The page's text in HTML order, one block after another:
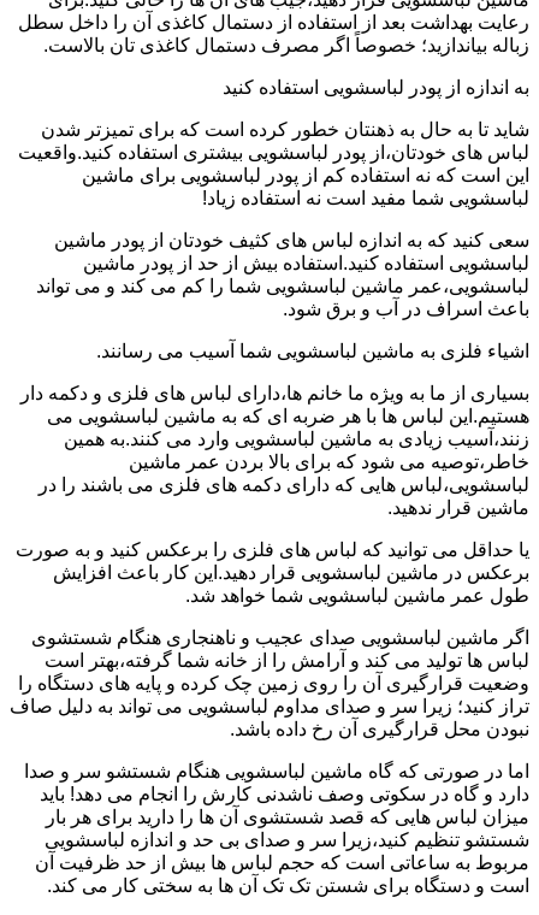
رعایت بهداشت بعد از استفاده از دستمال کاغذی آن را داخل سطل
زباله بیاندازید؛ خصوصاً اگر مصرف دستمال کاغذی تان بالاست.
به اندازه از پودر لباسشویی استفاده کنید
شاید تا به حال به ذهنتان خطور کرده است که برای تمیزتر شدن
لباس های خودتان،از پودر لباسشویی بیشتری استفاده کنید.واقعیت
این است که نه استفاده کم از پودر لباسشویی برای ماشین
لباسشویی شما مفید است نه استفاده زیاد!
سعی کنید که به اندازه لباس های کثیف خودتان از پودر ماشین
لباسشویی استفاده کنید.استفاده بیش از حد از پودر ماشین
لباسشویی،عمر ماشین لباسشویی شما را کم می کند و می تواند
باعث اسراف در آب و برق شود.
اشیاء فلزی به ماشین لباسشویی شما آسیب می رسانند.
بسیاری از ما به ویژه ما خانم ها،دارای لباس های فلزی و دکمه دار
هستیم.این لباس ها با هر ضربه ای که به ماشین لباسشویی می
زنند،آسیب زیادی به ماشین لباسشویی وارد می کنند.به همین
خاطر،توصیه می شود که برای بالا بردن عمر ماشین
لباسشویی،لباس هایی که دارای دکمه های فلزی می باشند را در
ماشین قرار ندهید.
یا حداقل می توانید که لباس های فلزی را برعکس کنید و به صورت
برعکس در ماشین لباسشویی قرار دهید.این کار باعث افزایش
طول عمر ماشین لباسشویی شما خواهد شد.
اگر ماشین لباسشویی صدای عجیب و ناهنجاری هنگام شستشوی
لباس ها تولید می کند و آرامش را از خانه شما گرفته،بهتر است
وضعیت قرارگیری آن را روی زمین چک کرده و پایه های دستگاه را
تراز کنید؛ زیرا سر و صدای مداوم لباسشویی می تواند به دلیل صاف
نبودن محل قرارگیری آن رخ داده باشد.
اما در صورتی که گاه ماشین لباسشویی هنگام شستشو سر و صدا
دارد و گاه در سکوتی وصف ناشدنی کارش را انجام می دهد! باید
میزان لباس هایی که قصد شستشوی آن ها را دارید برای هر بار
شستشو تنظیم کنید،زیرا سر و صدای بی حد و اندازه لباسشویی
مربوط به ساعاتی است که حجم لباس ها بیش از حد ظرفیت آن
است و دستگاه برای شستن تک تک آن ها به سختی کار می کند.